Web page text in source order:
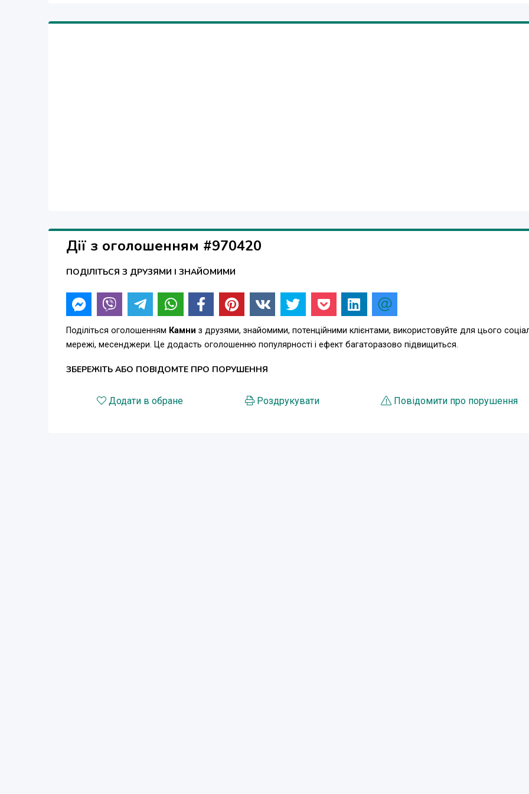
Дії з оголошенням #970420
ПОДІЛІТЬСЯ З ДРУЗЯМИ І ЗНАЙОМИМИ
Поділіться оголошенням Камни з друзями, знайомими, потенційними клієнтами, використовуйте для цього
мережі, месенджери. Це додасть оголошенню популярності і ефект багаторазово підвищиться.
ЗБЕРЕЖІТЬ АБО ПОВІДОМТЕ ПРО ПОРУШЕННЯ
Додати в обране Роздрукувати Повідомити про порушення